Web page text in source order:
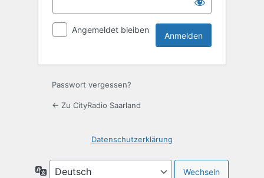
Angemeldet bleiben
Passwort vergessen?
← Zu CityRadio Saarland
Datenschutzerklärung
Sprache